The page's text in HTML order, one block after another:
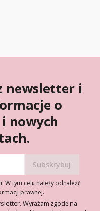
newsletter i
o
nowych
W tym celu należy odnaleźć
prawnej.
Wyrażam zgodę na